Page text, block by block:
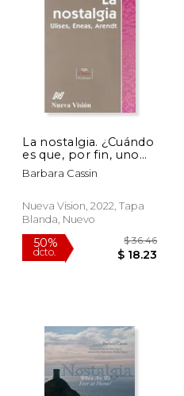
50%
dcto.
La nostalgia. ¿Cuándo
es que, por fin, uno
está en su hogar?
Ulises, Eneas, Arendt
Barbara Cassin
Nueva Vision, 2022, Tapa
Blanda, Nuevo